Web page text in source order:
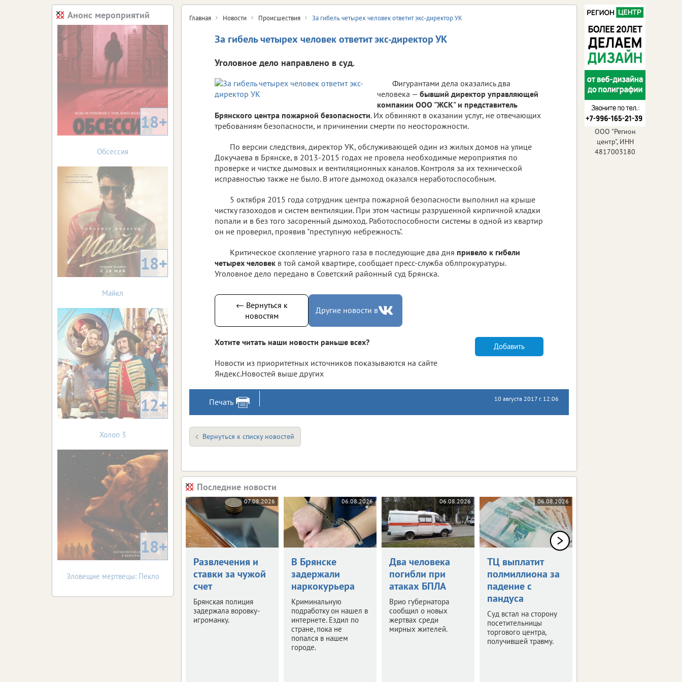
Главная Новости Происшествия За гибель четырех человек ответит экс-директор УК
За гибель четырех человек ответит экс-директор УК
Уголовное дело направлено в суд.
Фигурантами дела оказались два
человека — бывший директор управляющей
компании ООО "ЖСК" и представитель
Брянского центра пожарной безопасности. Их обвиняют в оказании услуг, не отвечающих
требованиям безопасности, и причинении смерти по неосторожности.
По версии следствия, директор УК, обслуживающей один из жилых домов на улице
Докучаева в Брянске, в 2013-2015 годах не провела необходимые мероприятия по
проверке и чистке дымовых и вентиляционных каналов. Контроля за их технической
исправностью также не было. В итоге дымоход оказался неработоспособным.
5 октября 2015 года сотрудник центра пожарной безопасности выполнил на крыше
чистку газоходов и систем вентиляции. При этом частицы разрушенной кирпичной кладки
попали и в без того засоренный дымоход. Работоспособности системы в одной из квартир
он не проверил, проявив "преступную небрежность".
Критическое скопление угарного газа в последующие два дня привело к гибели
четырех человек в той самой квартире, сообщает пресс-служба облпрокуратуры.
Уголовное дело передано в Советский районный суд Брянска.
← Вернуться к
новостям
Другие новости в
Хотите читать наши новости раньше всех?
Новости из приоритетных источников показываются на сайте
Яндекс.Новостей выше других
Добавить
Печать 10 августа 2017 г. 12:06
Вернуться к списку новостей
Последние новости
07.08.2026
Развлечения и
ставки за чужой
счет
Брянская полиция
задержала воровку-
игроманку.
06.08.2026
В Брянске
задержали
наркокурьера
Криминальную
подработку он нашел в
интернете. Ездил по
стране, пока не
попался в нашем
городе.
06.08.2026
Два человека
погибли при
атаках БПЛА
Врио губернатора
сообщил о новых
жертвах среди
мирных жителей.
06.08.2026
ТЦ выплатит
полмиллиона за
падение с
пандуса
Суд встал на сторону
посетительницы
торгового центра,
получившей травму.
Анонс мероприятий
18+
Обсессия
18+
Майкл
12+
Холоп 3
18+
Зловещие мертвецы: Пекло
ООО "Регион
центр", ИНН
4817003180